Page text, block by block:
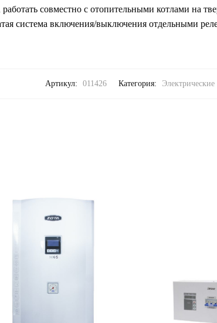
работать совместно с отопительными котлами на
система включения/выключения отдельными
Артикул: 011426 Категория: Электрические